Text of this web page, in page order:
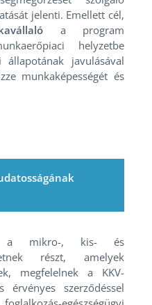
jelenti. Emellett cél,
a program
helyzetbe
állapotának javulásával
munkaképességét és
a mikro-, kis- és
részt, amelyek
megfelelnek a KKV-
érvényes szerződéssel